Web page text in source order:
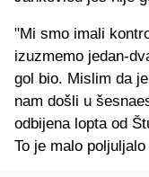
"Mi smo imali
izuzmemo jedan-
gol bio. Mislim da
nam došli u
odbijena lopta od
To je malo